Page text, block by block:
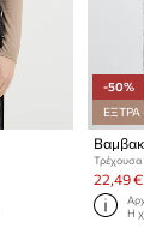
-50%
Τρέχουσα
22,49 €
Η